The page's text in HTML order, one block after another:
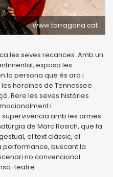
www.tarragona.cat
les seves recances. Amb un
exposa les
la persona que és ara i
heroïnes de Tennessee
Rere les seves històries
i
amb les armes
de Marc Rosich, que fa
el text clàssic, el
performance, buscant la
no convencional.
teatre